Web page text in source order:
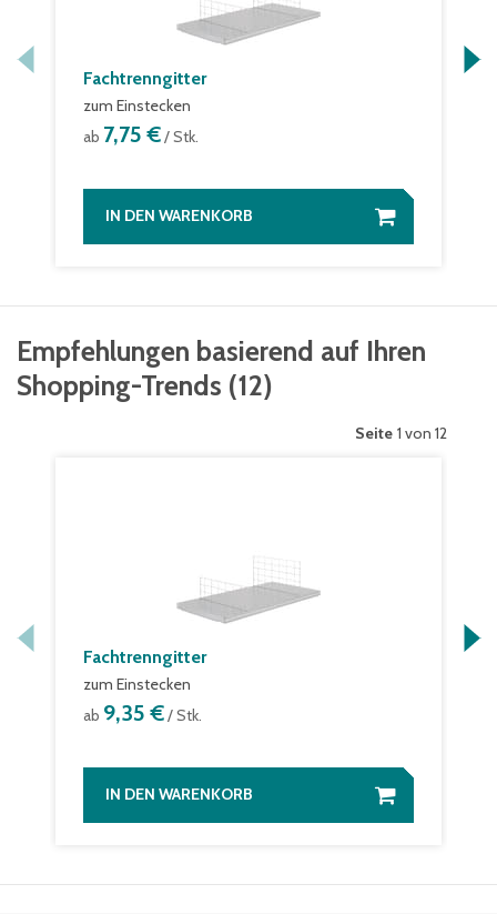
Fachtrenngitter
zum Einstecken
ab 7,75 €/ Stk.
IN DEN WARENKORB
Empfehlungen basierend auf Ihren
Shopping-Trends (12)
Seite 1 von 12
Fachtrenngitter
zum Einstecken
ab 9,35 €/ Stk.
IN DEN WARENKORB